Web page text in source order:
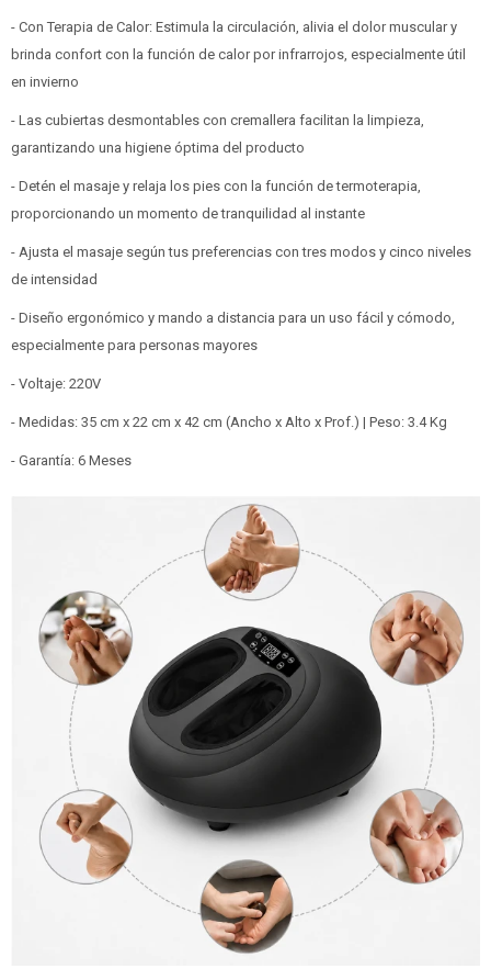
- Con Terapia de Calor: Estimula la circulación, alivia el dolor muscular y
brinda confort con la función de calor por infrarrojos, especialmente útil
en invierno
- Las cubiertas desmontables con cremallera facilitan la limpieza,
garantizando una higiene óptima del producto
- Detén el masaje y relaja los pies con la función de termoterapia,
proporcionando un momento de tranquilidad al instante
- Ajusta el masaje según tus preferencias con tres modos y cinco niveles
de intensidad
- Diseño ergonómico y mando a distancia para un uso fácil y cómodo,
especialmente para personas mayores
- Voltaje: 220V
- Medidas: 35 cm x 22 cm x 42 cm (Ancho x Alto x Prof.) | Peso: 3.4 Kg
- Garantía: 6 Meses